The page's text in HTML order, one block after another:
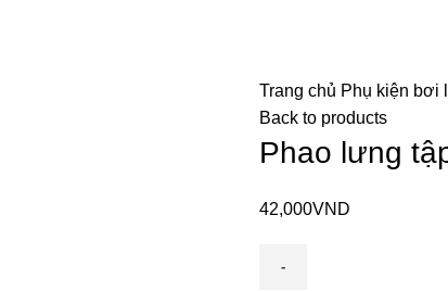
Trang chủ Phụ kiện bơi
Back to products
Phao lưng
42,000VND